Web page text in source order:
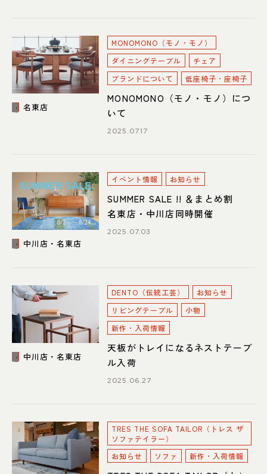
住所
〒465-0057 名古屋市名東区陸
前町26
Google map
営業時間 平日 11：00～18：00
土・日・祝 11：00～19：00
定休日
水曜日（祝日は営業）
052-734-8477
名東店
MONOMONO（モノ・モノ）
ダイニングテーブル
チェア
ブランドについて
低座椅子・座椅子
MONOMONO（モノ・モノ）につ
いて
2025.07.17
中川店・名東店
イベント情報 お知らせ
SUMMER SALE !! ＆まとめ割
名東店・中川店同時開催
2025.07.03
中川店・名東店
DENTO（伝統工芸）
お知らせ
リビングテーブル
小物
新作・入荷情報
天板がトレイになるネストテーブ
ル入荷
2025.06.27
TRES THE SOFA TAILOR（トレス ザ
ソファテイラー）
お知らせ
ソファ 新作・入荷情報